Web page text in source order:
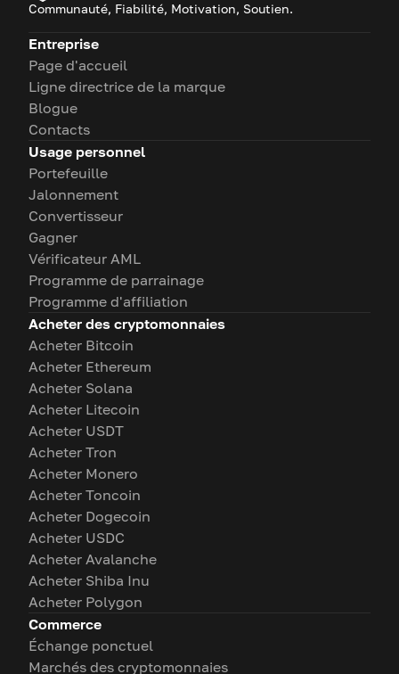
Communauté, Fiabilité, Motivation, Soutien.
Entreprise
Page d'accueil
Ligne directrice de la marque
Blogue
Contacts
Usage personnel
Portefeuille
Jalonnement
Convertisseur
Gagner
Vérificateur AML
Programme de parrainage
Programme d'affiliation
Acheter des cryptomonnaies
Acheter Bitcoin
Acheter Ethereum
Acheter Solana
Acheter Litecoin
Acheter USDT
Acheter Tron
Acheter Monero
Acheter Toncoin
Acheter Dogecoin
Acheter USDC
Acheter Avalanche
Acheter Shiba Inu
Acheter Polygon
Commerce
Échange ponctuel
Marchés des cryptomonnaies